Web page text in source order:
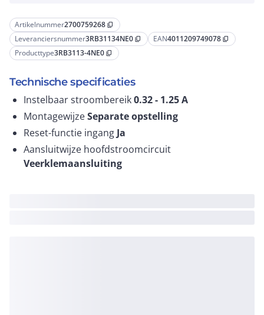
Artikelnummer2700759268 content_copy
Leveranciersnummer3RB31134NE0 content_copy EAN4011209749078 content_copy
Producttype3RB3113-4NE0 content_copy
Technische specificaties
Instelbaar stroombereik0.32 - 1.25A
MontagewijzeSeparate opstelling
Reset-functie ingang Ja
Aansluitwijze hoofdstroomcircuit
Veerklemaansluiting